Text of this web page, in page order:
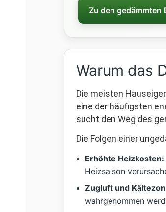
Zu den
Warum das
Die meisten
eine der häufigsten
sucht den Weg des
Die Folgen einer
Erhöhte Heizkosten:
Heizsaison
Zugluft und
wahrgenommen